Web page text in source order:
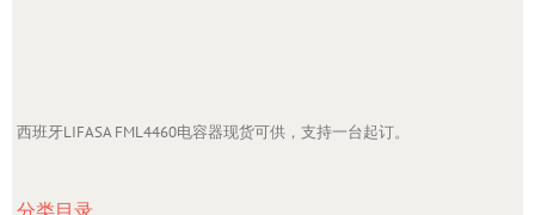
西班牙LIFASA FML4460电容器现货可供，支持一台起订。